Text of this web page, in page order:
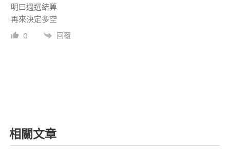
明曰週選結箅
再來決定多空
0 回覆
相關文章